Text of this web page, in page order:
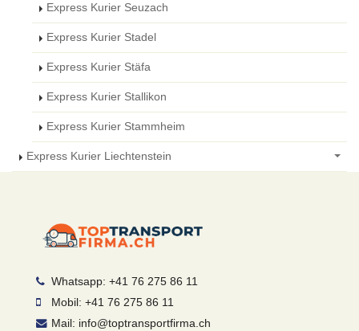
Express Kurier Seuzach
Express Kurier Stadel
Express Kurier Stäfa
Express Kurier Stallikon
Express Kurier Stammheim
Express Kurier Liechtenstein
Whatsapp: +41 76 275 86 11
Mobil: +41 76 275 86 11
Mail: info@toptransportfirma.ch